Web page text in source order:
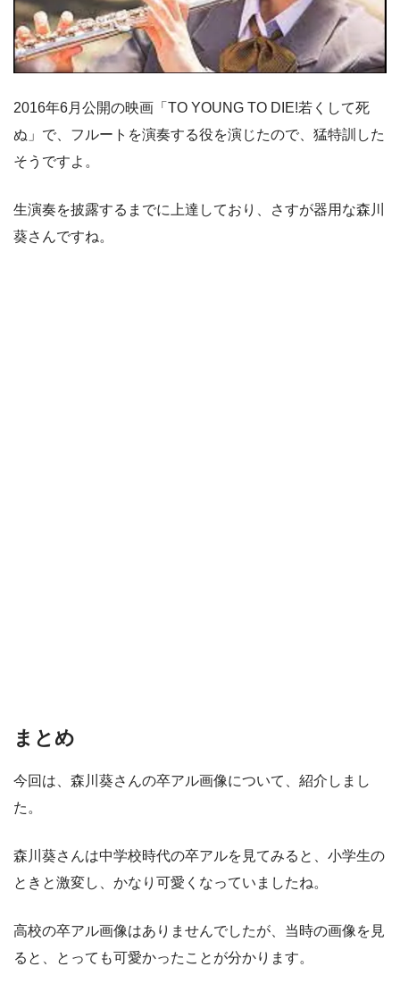
2016年6月公開の映画「TO YOUNG TO DIE!若くして死
ぬ」で、フルートを演奏する役を演じたので、猛特訓した
そうですよ。
生演奏を披露するまでに上達しており、さすが器用な森川
葵さんですね。
まとめ
今回は、森川葵さんの卒アル画像について、紹介しまし
た。
森川葵さんは中学校時代の卒アルを見てみると、小学生の
ときと激変し、かなり可愛くなっていましたね。
高校の卒アル画像はありませんでしたが、当時の画像を見
ると、とっても可愛かったことが分かります。